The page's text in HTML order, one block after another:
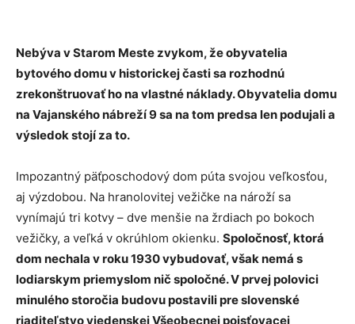
Nebýva v Starom Meste zvykom, že obyvatelia
bytového domu v historickej časti sa rozhodnú
zrekonštruovať ho na vlastné náklady. Obyvatelia domu
na Vajanského nábreží 9 sa na tom predsa len podujali a
výsledok stojí za to.
Impozantný päťposchodový dom púta svojou veľkosťou,
aj výzdobou. Na hranolovitej vežičke na nároží sa
vynímajú tri kotvy – dve menšie na žrdiach po bokoch
vežičky, a veľká v okrúhlom okienku. Spoločnosť, ktorá
dom nechala v roku 1930 vybudovať, však nemá s
lodiarskym priemyslom nič spoločné. V prvej polovici
minulého storočia budovu postavili pre slovenské
riaditeľstvo viedenskej Všeobecnej poisťovacej